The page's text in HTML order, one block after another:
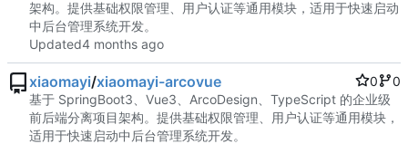
架构。提供基础权限管理、用户认证等通用模块，适用于快速启动
中后台管理系统开发。
Updated
xiaomayi/xiaomayi-arcovue 0
0
基于 SpringBoot3、Vue3、ArcoDesign、TypeScript 的企业级
前后端分离项目架构。提供基础权限管理、用户认证等通用模块，
适用于快速启动中后台管理系统开发。